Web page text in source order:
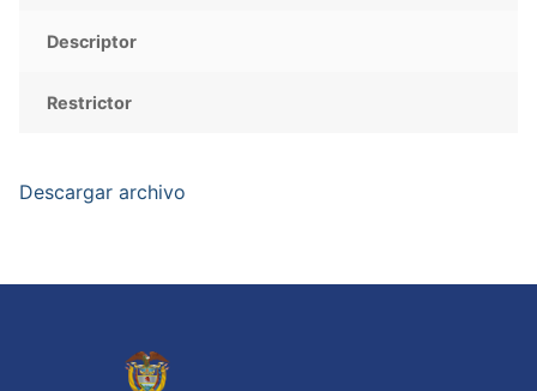
Descriptor
Restrictor
Descargar archivo